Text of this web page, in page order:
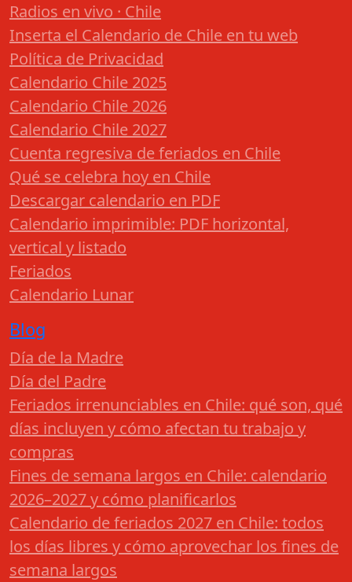
Radios en vivo · Chile
Inserta el Calendario de Chile en tu web
Política de Privacidad
Calendario Chile 2025
Calendario Chile 2026
Calendario Chile 2027
Cuenta regresiva de feriados en Chile
Qué se celebra hoy en Chile
Descargar calendario en PDF
Calendario imprimible: PDF horizontal,
vertical y listado
Feriados
Calendario Lunar
Blog
Día de la Madre
Día del Padre
Feriados irrenunciables en Chile: qué son, qué
días incluyen y cómo afectan tu trabajo y
compras
Fines de semana largos en Chile: calendario
2026–2027 y cómo planificarlos
Calendario de feriados 2027 en Chile: todos
los días libres y cómo aprovechar los fines de
semana largos